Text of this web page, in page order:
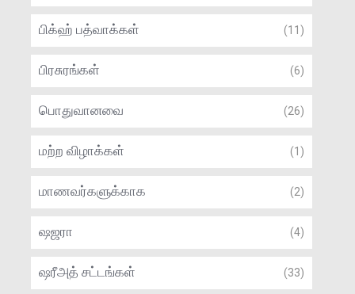
பிக்ஹ் பத்வாக்கள் (11)
பிரசுரங்கள் (6)
பொதுவானவை (26)
மற்ற விழாக்கள் (1)
மாணவர்களுக்காக (2)
ஷஜரா (4)
ஷரீஅத் சட்டங்கள் (33)